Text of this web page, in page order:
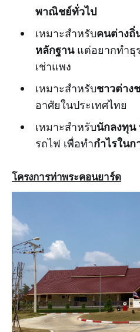
พาณิชย์ทั่วไป
เหมาะสำหรับคนต่างถิ่
หลักฐานแต่อยากทำธุ
เช่าแพง
เหมาะสำหรับชาวต่าง
อาศัยในประเทศไทย
เหมาะสำหรับนักลงทุน
รถไฟ เพื่อทำกำไรใน
โครงการท่าพระคอนยาร์ด